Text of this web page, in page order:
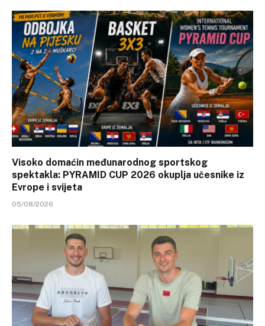
Visoko domaćin međunarodnog sportskog
spektakla: PYRAMID CUP 2026 okuplja učesnike iz
Evrope i svijeta
05/08/2026